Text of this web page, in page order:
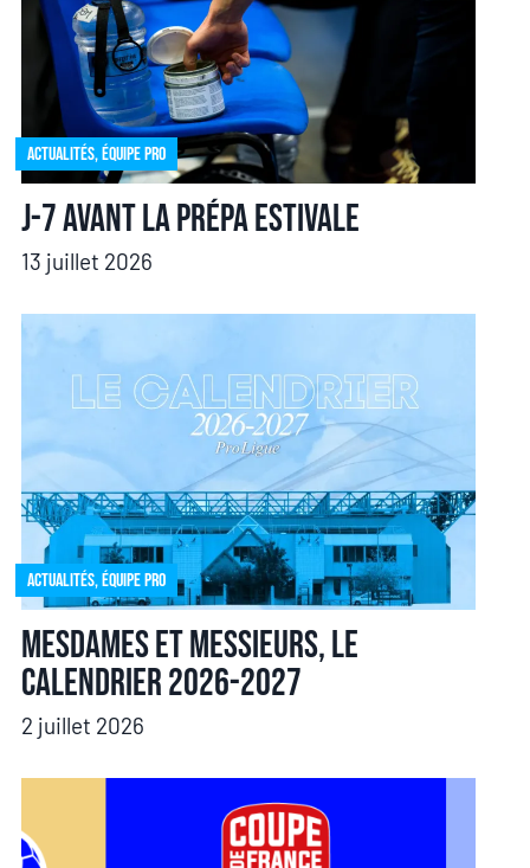
Actualités,Équipe pro
J-7 avant la prépa estivale
13 juillet 2026
Actualités,Équipe pro
Mesdames et messieurs, le
calendrier 2026-2027
2 juillet 2026